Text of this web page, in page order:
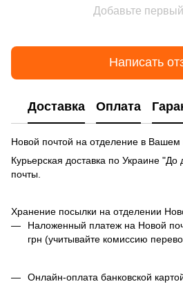
Добавьте
Написать
Доставка Оплата
Новой почтой на отделение в Вашем
Курьерская доставка по Украине
почты.
Хранение посылки на отделении
Наложенный платеж на Новой
грн (учитывайте комиссию
Онлайн-оплата банковской